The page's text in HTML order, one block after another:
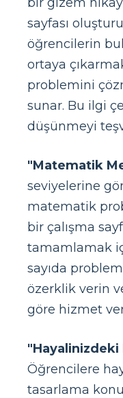
sayfası
öğrencilerin
ortaya
problemini
sunar. Bu ilgi
düşünmeyi
"Matematik
seviyelerine
matematik
bir çalışma
tamamlamak
sayıda
özerklik verin
göre hizmet
"Hayalinizdeki
Öğrencilere
tasarlama